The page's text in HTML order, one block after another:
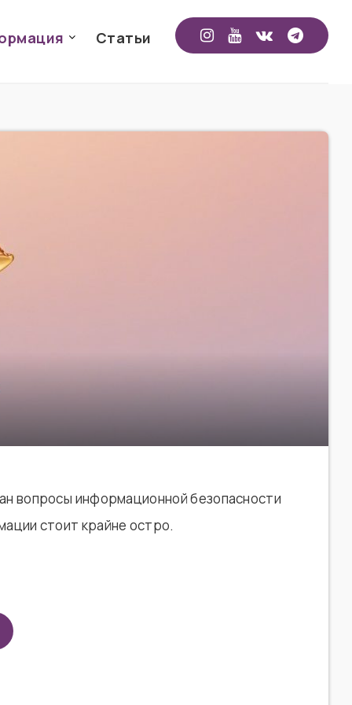
Статьи
вопросы информационной безопасности
стоит крайне остро.